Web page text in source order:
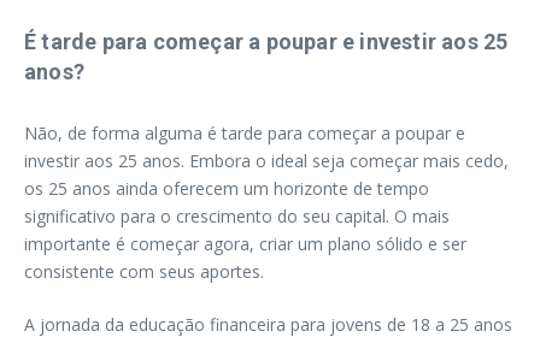
É tarde para começar a poupar e investir aos 25
anos?
Não, de forma alguma é tarde para começar a poupar e
investir aos 25 anos. Embora o ideal seja começar mais cedo,
os 25 anos ainda oferecem um horizonte de tempo
significativo para o crescimento do seu capital. O mais
importante é começar agora, criar um plano sólido e ser
consistente com seus aportes.
A jornada da educação financeira para jovens de 18 a 25 anos